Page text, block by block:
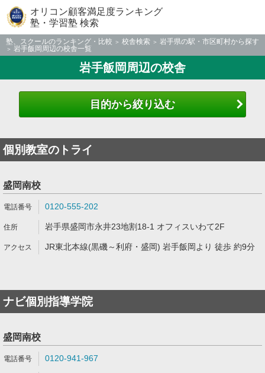
オリコン顧客満足度ランキング
塾・学習塾 検索
塾、スクールのランキング・比較 校舎検索
岩手県の駅・市区町村から探す
岩手飯岡周辺の校舎一覧
岩手飯岡周辺の校舎
目的から絞り込む
個別教室のトライ
盛岡南校
0120-555-202
岩手県盛岡市永井23地割18-1 オフィスいわて2F
JR東北本線(黒磯～利府・盛岡) 岩手飯岡より 徒歩 約9分
ナビ個別指導学院
盛岡南校
0120-941-967